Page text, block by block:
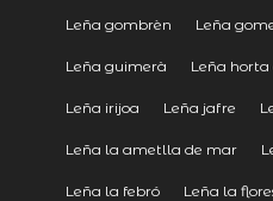
Leña gombrèn Leña
Leña guimerà Leña horta
Leña irijoa Leña jafre
Leña la ametlla de mar
Leña la febró Leña la